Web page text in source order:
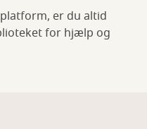
er du altid
for hjælp og